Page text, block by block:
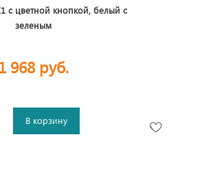
с цветной кнопкой, белый с
зеленым
968 руб.
В корзину